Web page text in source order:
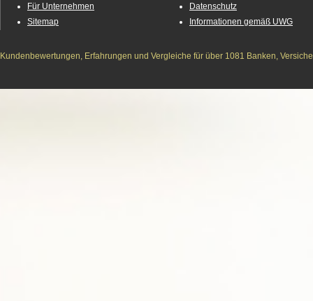
Für Unternehmen
Sitemap
Datenschutz
Informationen gemäß UWG
Kundenbewertungen, Erfahrungen und Vergleiche für über 1081 Banken,